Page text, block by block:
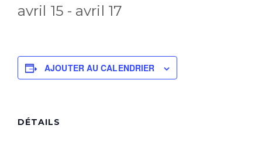
avril 15 - avril 17
AJOUTER AU CALENDRIER
DÉTAILS